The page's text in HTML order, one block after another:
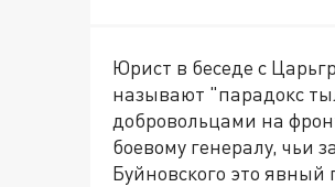
Юрист в беседе с
называют "парадокс
добровольцами на
боевому генералу, чьи
Буйновского это явный